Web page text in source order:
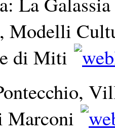
Modelli
di Miti
Marconi